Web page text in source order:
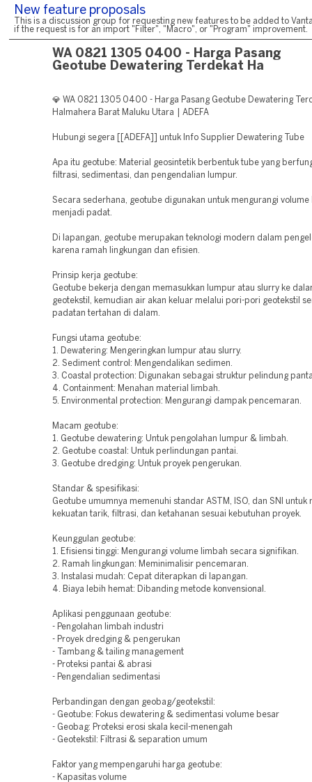
New feature proposals
This is a discussion group for requesting new features to be added to
if the request is for an import "Filter", "Macro", or "Program" improvement.
WA 0821 1305 0400 - Harga Pasang
Geotube Dewatering Terdekat Ha
💎 WA 0821 1305 0400 - Harga Pasang Geotube Dewatering
Halmahera Barat Maluku Utara | ADEFA
Hubungi segera [[ADEFA]] untuk Info Supplier Dewatering Tube
Apa itu geotube: Material geosintetik berbentuk tube yang
filtrasi, sedimentasi, dan pengendalian lumpur.
Secara sederhana, geotube digunakan untuk mengurangi
menjadi padat.
Di lapangan, geotube merupakan teknologi modern dalam
karena ramah lingkungan dan efisien.
Prinsip kerja geotube:
Geotube bekerja dengan memasukkan lumpur atau slurry ke
geotekstil, kemudian air akan keluar melalui pori-pori geotekstil
padatan tertahan di dalam.
Fungsi utama geotube:
1. Dewatering: Mengeringkan lumpur atau slurry.
2. Sediment control: Mengendalikan sedimen.
3. Coastal protection: Digunakan sebagai struktur pelindung
4. Containment: Menahan material limbah.
5. Environmental protection: Mengurangi dampak pencemaran.
Macam geotube:
1. Geotube dewatering: Untuk pengolahan lumpur & limbah.
2. Geotube coastal: Untuk perlindungan pantai.
3. Geotube dredging: Untuk proyek pengerukan.
Standar & spesifikasi:
Geotube umumnya memenuhi standar ASTM, ISO, dan SNI untuk
kekuatan tarik, filtrasi, dan ketahanan sesuai kebutuhan proyek.
Keunggulan geotube:
1. Efisiensi tinggi: Mengurangi volume limbah secara signifikan.
2. Ramah lingkungan: Meminimalisir pencemaran.
3. Instalasi mudah: Cepat diterapkan di lapangan.
4. Biaya lebih hemat: Dibanding metode konvensional.
Aplikasi penggunaan geotube:
- Pengolahan limbah industri
- Proyek dredging & pengerukan
- Tambang & tailing management
- Proteksi pantai & abrasi
- Pengendalian sedimentasi
Perbandingan dengan geobag/geotekstil:
- Geotube: Fokus dewatering & sedimentasi volume besar
- Geobag: Proteksi erosi skala kecil-menengah
- Geotekstil: Filtrasi & separation umum
Faktor yang mempengaruhi harga geotube:
- Kapasitas volume